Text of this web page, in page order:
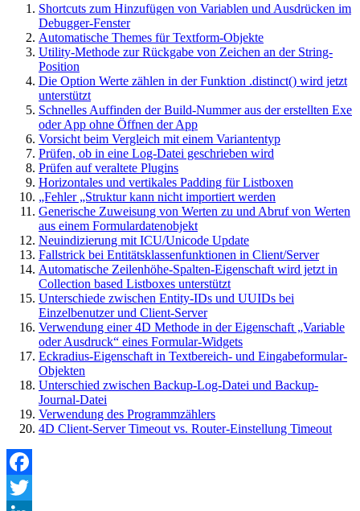
Shortcuts zum Hinzufügen von Variablen und Ausdrücken im
Debugger-Fenster
Automatische Themes für Textform-Objekte
Utility-Methode zur Rückgabe von Zeichen an der String-
Position
Die Option Werte zählen in der Funktion .distinct() wird jetzt
unterstützt
Schnelles Auffinden der Build-Nummer aus der erstellten Exe
oder App ohne Öffnen der App
Vorsicht beim Vergleich mit einem Variantentyp
Prüfen, ob in eine Log-Datei geschrieben wird
Prüfen auf veraltete Plugins
Horizontales und vertikales Padding für Listboxen
„Fehler „Struktur kann nicht importiert werden
Generische Zuweisung von Werten zu und Abruf von Werten
aus einem Formulardatenobjekt
Neuindizierung mit ICU/Unicode Update
Fallstrick bei Entitätsklassenfunktionen in Client/Server
Automatische Zeilenhöhe-Spalten-Eigenschaft wird jetzt in
Collection based Listboxes unterstützt
Unterschiede zwischen Entity-IDs und UUIDs bei
Einzelbenutzer und Client-Server
Verwendung einer 4D Methode in der Eigenschaft „Variable
oder Ausdruck“ eines Formular-Widgets
Eckradius-Eigenschaft in Textbereich- und Eingabeformular-
Objekten
Unterschied zwischen Backup-Log-Datei und Backup-
Journal-Datei
Verwendung des Programmzählers
4D Client-Server Timeout vs. Router-Einstellung Timeout
Facebook